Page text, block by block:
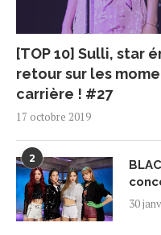
[TOP 10] Sulli, star
retour sur les
carrière ! #27
17 octobre 2019
2
30